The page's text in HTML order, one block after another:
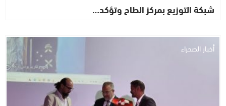
شبكة التوزيع بمركز الطاح وتؤكد…
أخبار الصحراء